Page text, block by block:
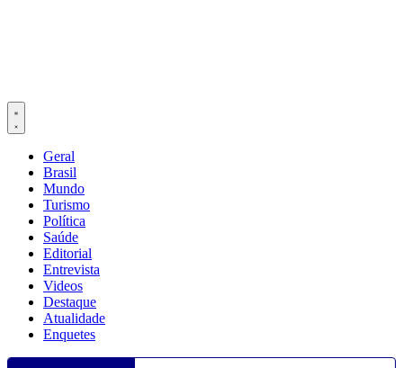
Geral
Brasil
Mundo
Turismo
Política
Saúde
Editorial
Entrevista
Videos
Destaque
Atualidade
Enquetes